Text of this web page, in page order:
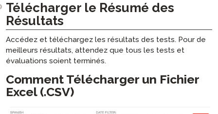
Télécharger le Résumé des
Résultats
Accédez et téléchargez les résultats des tests. Pour de
meilleurs résultats, attendez que tous les tests et
évaluations soient terminés.
Comment Télécharger un Fichier
Excel (.CSV)